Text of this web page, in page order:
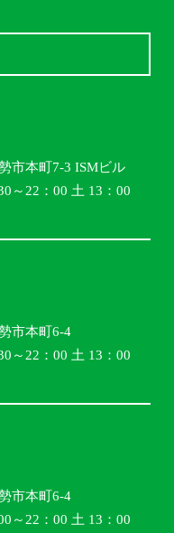
市本町7-3 ISMビル
～22：00 土 13：00
市本町6-4
～22：00 土 13：00
市本町6-4
～22：00 土 13：00